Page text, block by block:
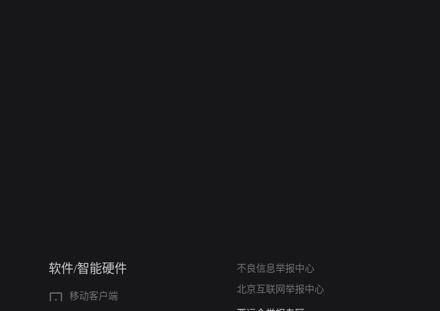
软件/智能硬件
移动客户端
不良信息举报中心
北京互联网举报中心
算法推荐专项举报